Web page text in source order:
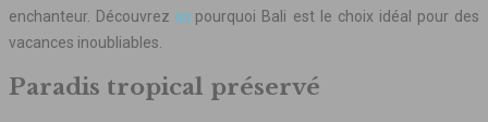
enchanteur. Découvrez ici pourquoi Bali est le choix idéal pour des
vacances inoubliables.
Paradis tropical préservé